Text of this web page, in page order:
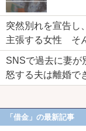
突然別れを宣告し
主張する女性 そ
SNSで過去に妻
怒する夫は離婚で
「借金」の最新記事